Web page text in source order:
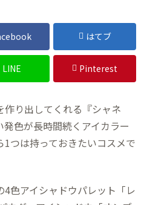
はてブ
LINE Pinterest
り出してくれる『シャネ
色が長時間続くアイカラー
つは持っておきたいコスメで
色アイシャドウパレット「レ